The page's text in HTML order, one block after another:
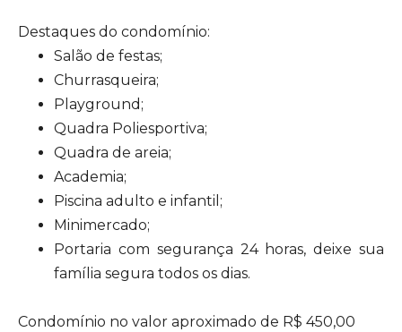
Destaques do condomínio:
Salão de festas;
Churrasqueira;
Playground;
Quadra Poliesportiva;
Quadra de areia;
Academia;
Piscina adulto e infantil;
Minimercado;
Portaria com segurança 24 horas, deixe sua
família segura todos os dias.
Condomínio no valor aproximado de R$ 450,00